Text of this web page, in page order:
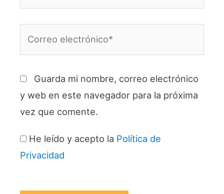
Guarda mi nombre, correo electrónico
y web en este navegador para la próxima
vez que comente.
He leído y acepto la Política de
Privacidad